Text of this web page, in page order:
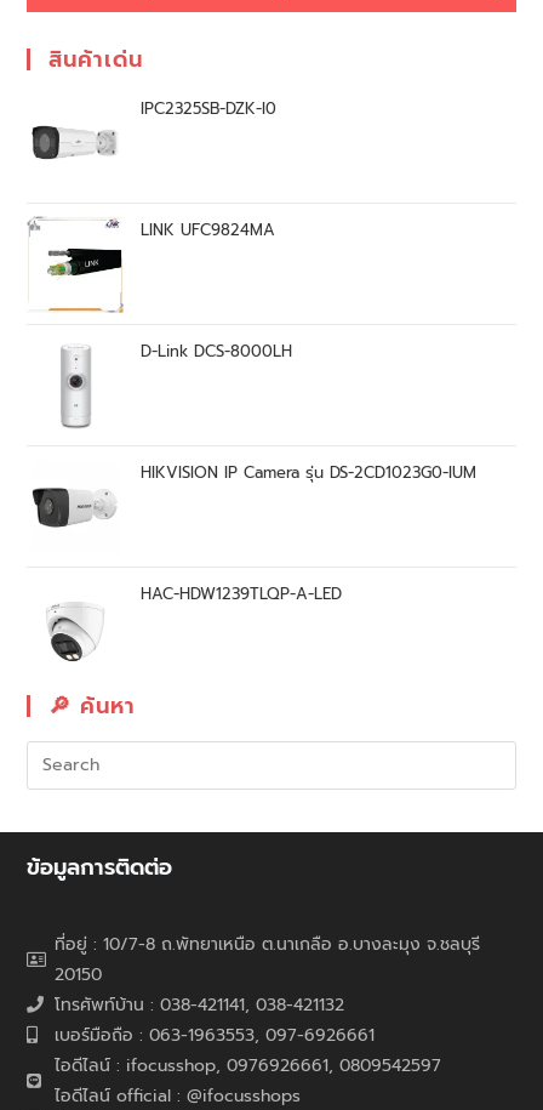
สินค้าเด่น
IPC2325SB-DZK-I0
LINK UFC9824MA
D-Link DCS-8000LH
HIKVISION IP Camera รุ่น DS-2CD1023G0-IUM
HAC-HDW1239TLQP-A-LED
🔎︎ ค้นหา
ข้อมูลการติดต่อ
ที่อยู่ : 10/7-8 ถ.พัทยาเหนือ ต.นาเกลือ อ.บางละมุง จ.ชลบุรี
20150
โทรศัพท์บ้าน : 038-421141, 038-421132
เบอร์มือถือ : 063-1963553, 097-6926661
ไอดีไลน์ : ifocusshop, 0976926661, 0809542597
ไอดีไลน์ official : @ifocusshops